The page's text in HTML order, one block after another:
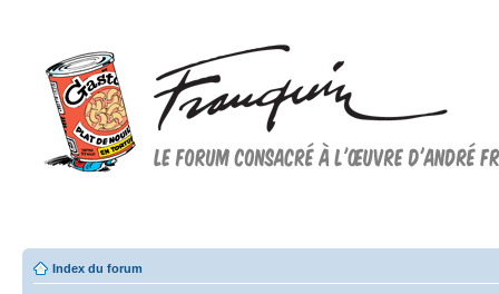
Index du forum